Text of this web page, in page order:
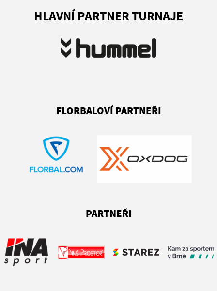
HLAVNÍ PARTNER TURNAJE
FLORBALOVÍ PARTNEŘI
PARTNEŘI